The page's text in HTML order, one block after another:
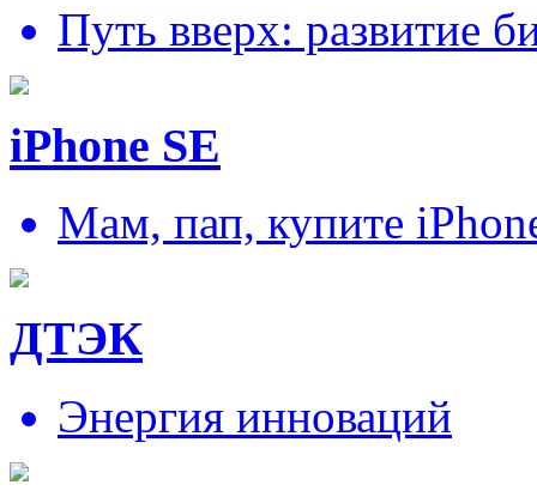
Путь вверх: развитие
iPhone SE
Мам, пап, купите
ДТЭК
Энергия инноваций